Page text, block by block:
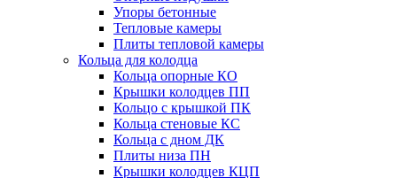
Упоры бетонные
Тепловые камеры
Плиты тепловой камеры
Кольца для колодца
Кольца опорные КО
Крышки колодцев ПП
Кольцо с крышкой ПК
Кольца стеновые КС
Кольца с дном ДК
Плиты низа ПН
Крышки колодцев КЦП